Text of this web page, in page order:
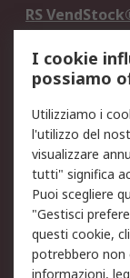
RS
Legale
Informativa
Email Security
Condizioni di
Etica e
I cookie
possiamo
Utilizziamo i
l'utilizzo del
visualizzare
tutti" significa
Puoi scegliere
"Gestisci
questi cookie,
potrebbero non
informazioni,